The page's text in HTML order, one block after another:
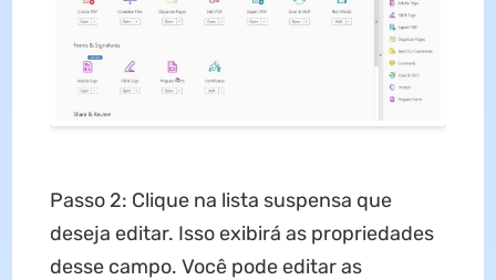
Passo 2: Clique na lista suspensa que
deseja editar. Isso exibirá as propriedades
desse campo. Você pode editar as